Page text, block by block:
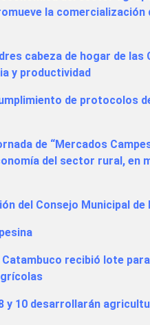
la comercialización
cabeza de hogar de las
y productividad
de protocolos
de “Mercados
del sector rural, en
del Consejo Municipal de
recibió lote
y 10 desarrollarán